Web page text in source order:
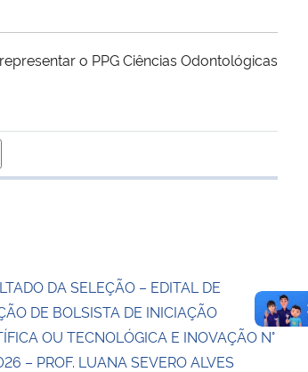
o PPG Ciências Odontológicas
de transferência
DA SELEÇÃO – EDITAL DE
DE BOLSISTA DE INICIAÇÃO
OU TECNOLÓGICA E INOVAÇÃO N°
– PROF. LUANA SEVERO ALVES